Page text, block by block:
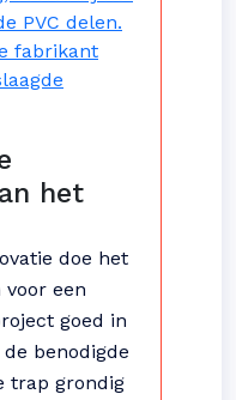
PVC delen.
fabrikant
het
doe het
een
goed in
benodigde
trap grondig